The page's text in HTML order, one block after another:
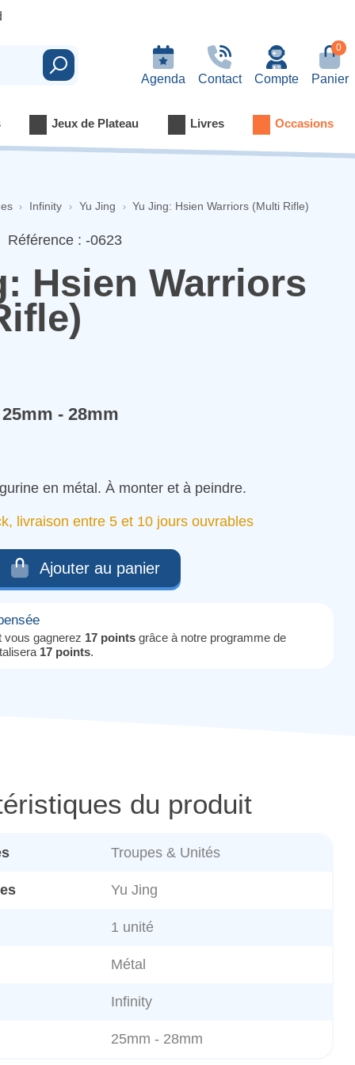
Agenda Contact
Rechercher Compte
0
Panier
Jeux de Plateau Livres Occasions
Infinity Yu Jing Yu Jing: Hsien Warriors (Multi Rifle)
Référence : -0623
Hsien Warriors
25mm - 28mm
en métal. À monter et à peindre.
livraison entre 5 et 10 jours ouvrables
Ajouter au panier
vous gagnerez 17 points grâce à notre programme de
17 points.
du produit
Troupes & Unités
Yu Jing
1 unité
Métal
Infinity
25mm - 28mm